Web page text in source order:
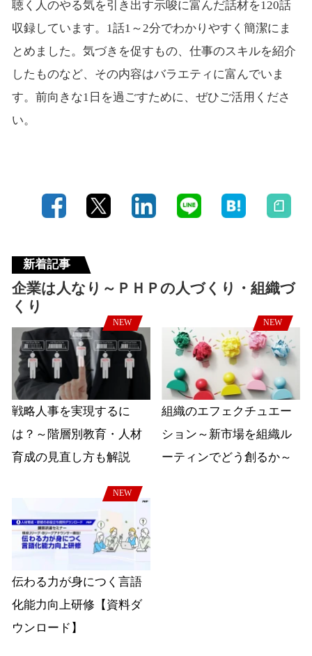
聴く人のやる気を引き出す示唆に富んだ話材を120話
収録しています。1話1～2分でわかりやすく簡潔にま
とめました。気づきを促すもの、仕事のスキルを紹介
したものなど、その内容はバラエティに富んでいま
す。前向きな1日を過ごすために、ぜひご活用くださ
い。
新着記事
企業は人なり～ＰＨＰの人づくり・組織づ
くり
NEW
戦略人事を実現するに
は？～階層別教育・人材
育成の見直し方も解説
NEW
組織のエフェクチュエー
ション～新市場を組織ル
ーティンでどう創るか～
NEW
伝わる力が身につく言語
化能力向上研修【資料ダ
ウンロード】